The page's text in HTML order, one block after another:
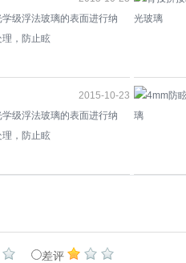
级浮法玻璃的表面进行纳
，防止眩
级浮法玻璃的表面进行纳
，防止眩
2015-10-23
差评